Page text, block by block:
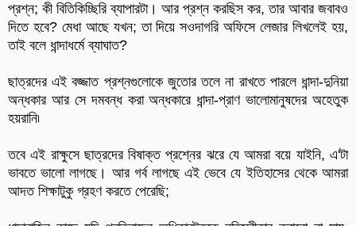
প্রশ্ন; কী বিতিকিচ্ছিরি ব্যাপারটা। আর প্রশ্ন করছিস কর, তার আবার জবাবও
দিতে হবে? মেধা আছে যখন; তা দিয়ে সওদাগরি অফিসে লেজার লিখলেই হয়,
তাই বলে ধান্দাধর্মে ব্যাঘাত?
ছাত্রদের এই বজ্জাত প্রশ্নগুলোকে জুতোর তলে না রাখতে পারলে ধান্দা-দুনিয়া
অন্ধকার আর সে দমবন্ধ করা অন্ধকারে ধান্দা-প্রাণ ভালোমানুষদের অহেতুক
হয়রানি৷
তবে এই রাক্ষুসে ছাত্রদের বিষাক্ত প্রশ্নের ঝরে যে আমরা বয়ে যাইনি, এ'টা
ভাবতে ভালো লাগছে। আর গর্ব লাগছে এই ভেবে যে ইতিহাসের থেকে আমরা
আদত শিক্ষাটুকু গ্রহণ করতে পেরেছি;